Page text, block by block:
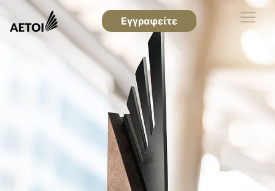
Εγγραφείτε